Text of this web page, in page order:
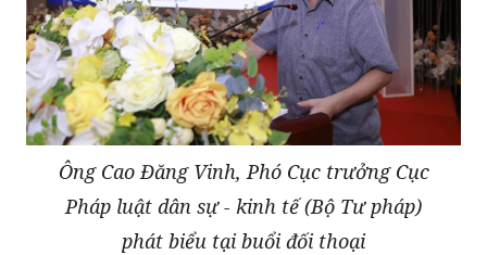
Ông Cao Đăng Vinh, Phó Cục trưởng Cục
Pháp luật dân sự - kinh tế (Bộ Tư pháp)
phát biểu tại buổi đối thoại